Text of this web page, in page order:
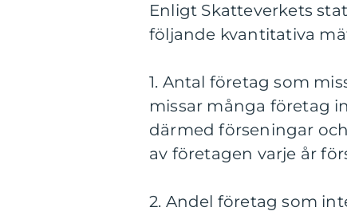
Enligt Skatteverkets
följande kvantitativa
1. Antal företag som
missar många företag
därmed förseningar
av företagen varje år
2. Andel företag som